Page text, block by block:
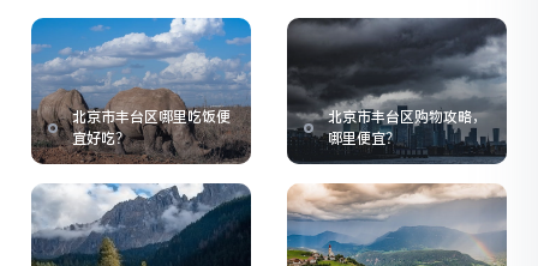
北京市丰台区哪里吃饭便
宜好吃？
北京市丰台区购物攻略，
哪里便宜？